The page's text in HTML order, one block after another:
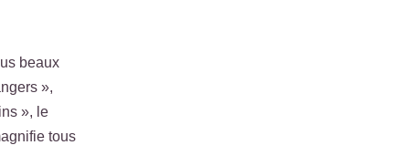
beaux
»,
», le
tous